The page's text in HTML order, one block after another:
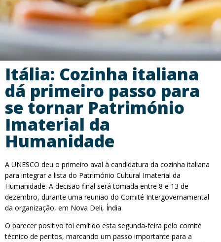
Itália: Cozinha italiana
dá primeiro passo para
se tornar Património
Imaterial da
Humanidade
A UNESCO deu o primeiro aval à candidatura da cozinha italiana
para integrar a lista do Património Cultural Imaterial da
Humanidade. A decisão final será tomada entre 8 e 13 de
dezembro, durante uma reunião do Comité Intergovernamental
da organização, em Nova Deli, Índia.
O parecer positivo foi emitido esta segunda-feira pelo comité
técnico de peritos, marcando um passo importante para a